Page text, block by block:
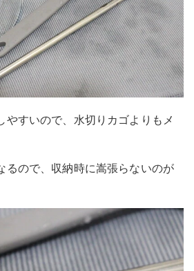
やすいので、水切りカゴよりもメ
るので、収納時に嵩張らないのが